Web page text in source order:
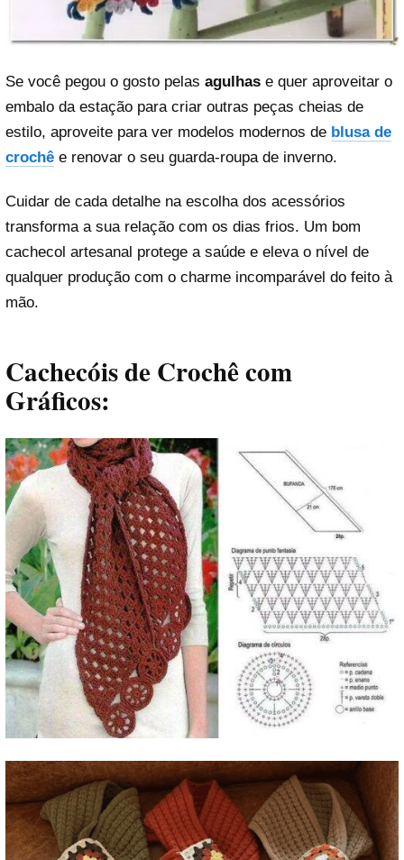
Se você pegou o gosto pelas agulhas e quer aproveitar o
embalo da estação para criar outras peças cheias de
estilo, aproveite para ver modelos modernos de blusa de
crochê e renovar o seu guarda-roupa de inverno.
Cuidar de cada detalhe na escolha dos acessórios
transforma a sua relação com os dias frios. Um bom
cachecol artesanal protege a saúde e eleva o nível de
qualquer produção com o charme incomparável do feito à
mão.
Cachecóis de Crochê com
Gráficos: